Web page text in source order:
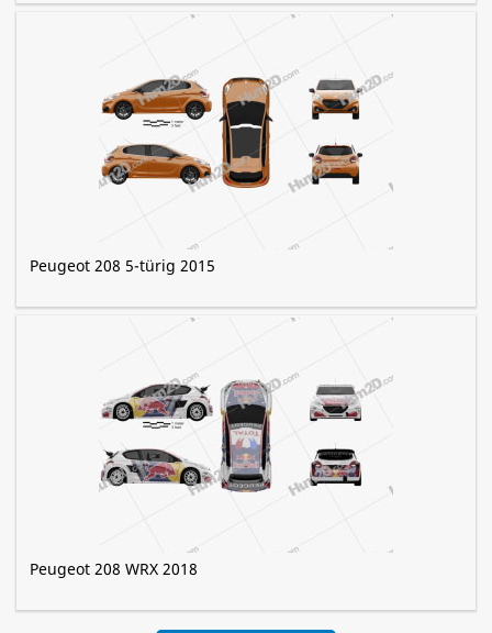
Peugeot 208 5-türig 2015
Peugeot 208 WRX 2018